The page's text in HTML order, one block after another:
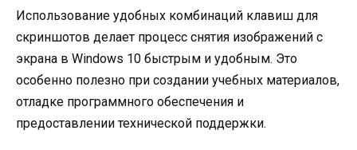
Использование удобных комбинаций клавиш для
скриншотов делает процесс снятия изображений с
экрана в Windows 10 быстрым и удобным. Это
особенно полезно при создании учебных материалов,
отладке программного обеспечения и
предоставлении технической поддержки.